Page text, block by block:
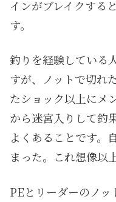
インがブレイクする
す。
釣りを経験している
すが、ノットで切れ
たショック以上にメ
から迷宮入りして釣
よくあることです。
まった。これ想像以
PEとリーダーのノッ